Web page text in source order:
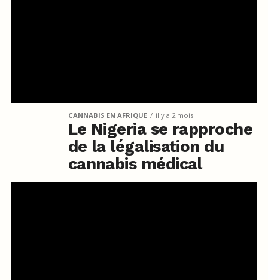
CANNABIS EN AFRIQUE il y a 2 mois
Le Nigeria se rapproche
de la légalisation du
cannabis médical